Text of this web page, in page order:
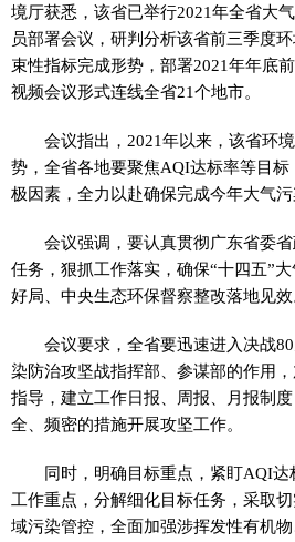
境厅获悉，该省已举行2021年全省大
员部署会议，研判分析该省前三季度
束性指标完成形势，部署2021年年底
视频会议形式连线全省21个地市。
会议指出，2021年以来，该省环境
势，全省各地要聚焦AQI达标率等目
极因素，全力以赴确保完成今年大气污
会议强调，要认真贯彻广东省委省
任务，狠抓工作落实，确保“十四五”
好局、中央生态环保督察整改落地见效
会议要求，全省要迅速进入决战80
染防治攻坚战指挥部、参谋部的作用
指导，建立工作日报、周报、月报制
全、频密的措施开展攻坚工作。
同时，明确目标重点，紧盯AQI达
工作重点，分解细化目标任务，采取
域污染管控，全面加强涉挥发性有机